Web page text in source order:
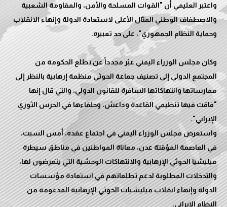
واعتبر العليمي أن "القوات المسلحة والأمن، والمقاومة الشعبية
والاصطفاف الوطني المثال الأعلى لاستعادة الدولة وإنهاء الانقلاب
وكان مجلس الوزراء اليمني عبّر مجدداً عن تطلع الحكومة من
المجتمع الدولي إلى تصنيف جماعة الحوثي منظمة إرهابية بالنظر إلى
ممارساتها وانتهاكاتها السافرة للقانون الدولي، والتي قال إنها
"فاقت فيها تنظيمي القاعدة وداعش، وحلفاءها في الحرس الثوري
واستعرض مجلس الوزراء اليمني في اجتماع عقده، أمس السبت،
في العاصمة المؤقتة عدن، معاناة المواطنين في مناطق سيطرة
ميليشيا الحوثي الإرهابية والانتهاكات الوحشية التي يتعرضون لها،
والتدخلات المطلوبة لدعم تطلعاتهم في استعادة مؤسسات
الدولة وإنهاء انقلاب ميليشيات الحوثي الإرهابية المدعومة من